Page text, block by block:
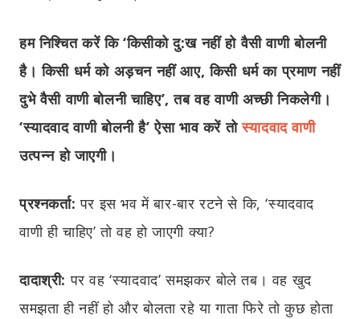
हम निश्चित करें कि ‘किसीको दु:ख नहीं हो वैसी वाणी बोलनी
है। किसी धर्म को अड़चन नहीं आए, किसी धर्म का प्रमाण नहीं
दुभे वैसी वाणी बोलनी चाहिए’, तब वह वाणी अच्छी निकलेगी।
‘स्यादवाद वाणी बोलनी है’ ऐसा भाव करें तोस्यादवाद वाणी
उत्पन्न हो जाएगी।
प्रश्नकर्ता: पर इस भव में बार-बार रटने से कि, ‘स्यादवाद
वाणी ही चाहिए’ तो वह हो जाएगी क्या?
दादाश्री: पर वह ‘स्यादवाद’ समझकर बोले तब। वह खुद
समझता ही नहीं हो और बोलता रहे या गाता फिरे तो कुछ होता